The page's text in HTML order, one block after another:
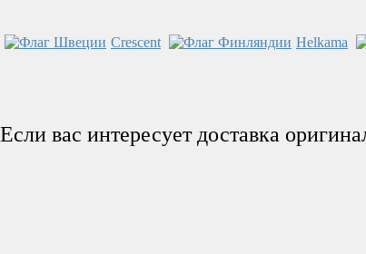
Crescent Helkama
Если вас интересует доставка